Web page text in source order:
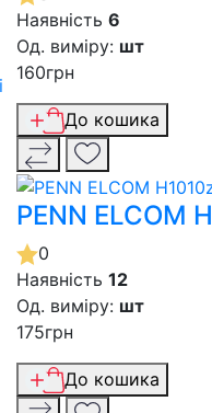
Наявність 6
Од. виміру: шт
160грн
До кошика
PENN ELCOM
0
Наявність 12
Од. виміру: шт
175грн
До кошика